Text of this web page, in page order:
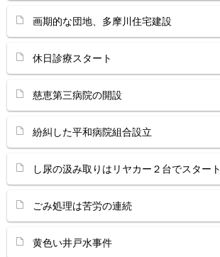
画期的な団地、多摩川住宅建設
休日診療スタート
慈恵第三病院の開設
紛糾した平和病院組合設立
し尿の汲み取りはリヤカー２台でスタート
ごみ処理は苦労の連続
黄色い井戸水事件